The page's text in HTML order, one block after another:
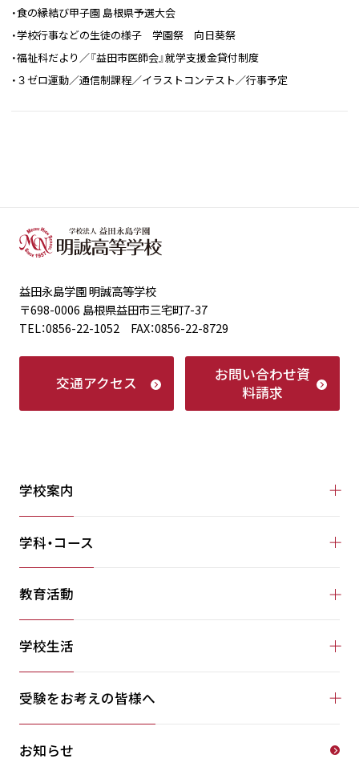
・食の縁結び甲子園 島根県予選大会
・学校行事などの生徒の様子 学園祭 向日葵祭
・福祉科だより／『益田市医師会』就学支援金貸付制度
・３ゼロ運動／通信制課程／イラストコンテスト／行事予定
益田永島学園 明誠高等学校
〒698-0006 島根県益田市三宅町7-37
TEL：0856-22-1052 FAX：0856-22-8729
交通アクセス お問い合わせ資
料請求
学校案内
学科・コース
教育活動
学校生活
受験をお考えの皆様へ
お知らせ